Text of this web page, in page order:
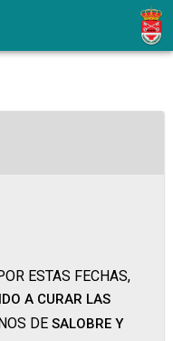
ESTAS FECHAS,
A CURAR LAS
DE SALOBRE Y